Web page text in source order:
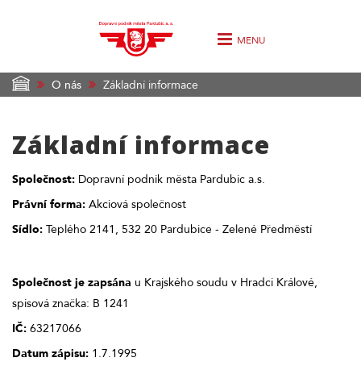
MENU
O nás Základní informace
Základní informace
Společnost: Dopravní podnik města Pardubic a.s.
Právní forma: Akciová společnost
Sídlo: Teplého 2141, 532 20 Pardubice - Zelené Předměstí
Společnost je zapsána u Krajského soudu v Hradci Králové,
spisová značka: B 1241
IČ: 63217066
Datum zápisu: 1.7.1995